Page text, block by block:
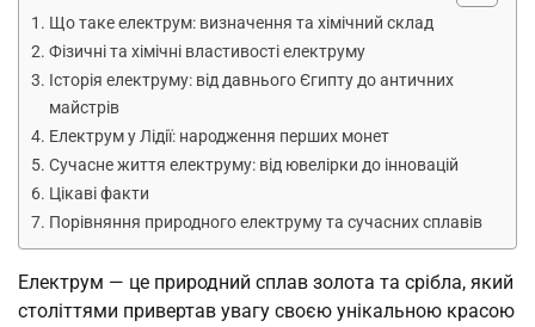
Що таке електрум: визначення та хімічний склад
Фізичні та хімічні властивості електруму
Історія електруму: від давнього Єгипту до античних
майстрів
Електрум у Лідії: народження перших монет
Сучасне життя електруму: від ювелірки до інновацій
Цікаві факти
Порівняння природного електруму та сучасних сплавів
Електрум — це природний сплав золота та срібла, який
століттями привертав увагу своєю унікальною красою